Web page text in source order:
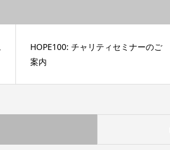
HOPE100: チャリティセミナーのご
案内